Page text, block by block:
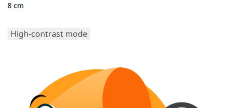
8 cm
High-contrast mode